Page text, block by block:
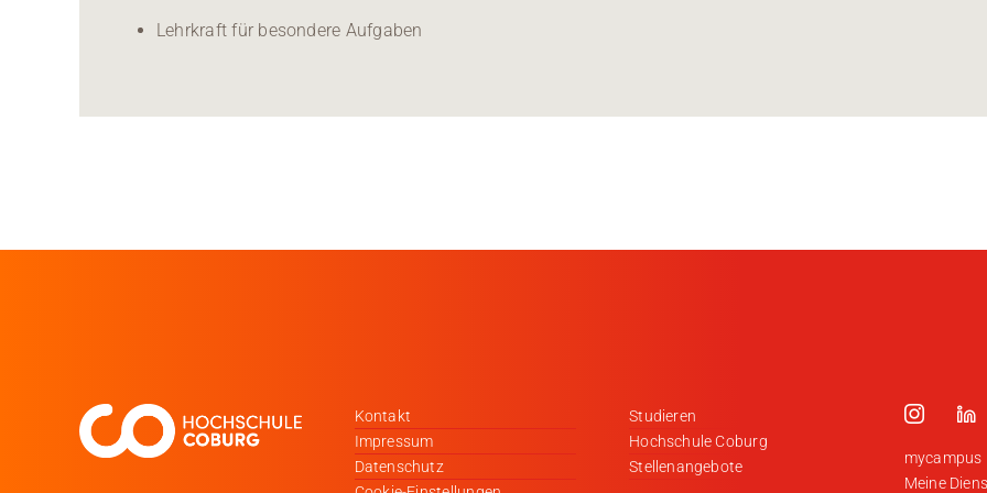
Lehrkraft für besondere Aufgaben
Kontakt
Impressum
Datenschutz
Studieren
Hochschule Coburg
Stellenangebote
mycampus
Meine